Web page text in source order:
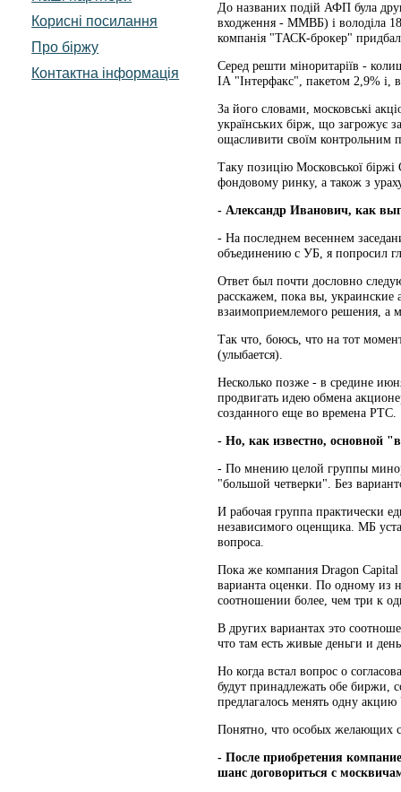
Корисні посилання
Про біржу
Контактна інформація
До названих подій АФП була
входження - ММВБ) і володіла
компанія "ТАСК-брокер"
Серед решти міноритаріїв -
ІА "Інтерфакс", пакетом 2,9% і,
За його словами, московські
українських бірж, що загрожує
ощасливити своїм контрольним
Таку позицію Московської біржі
фондовому ринку, а також з
- Александр Иванович, как
- На последнем весеннем
объединению с УБ, я попросил
Ответ был почти дословно
расскажем, пока вы, украинские
взаимоприемлемого решения, а
Так что, боюсь, что на тот
(улыбается).
Несколько позже - в средине
продвигать идею обмена
созданного еще во времена РТС.
- Но, как известно, основной
- По мнению целой группы
"большой четверки". Без
И рабочая группа практически
независимого оценщика. МБ
вопроса.
Пока же компания Dragon Capital
варианта оценки. По одному из
соотношении более, чем три к
В других вариантах это
что там есть живые деньги и
Но когда встал вопрос о
будут принадлежать обе биржи,
предлагалось менять одну
Понятно, что особых желающих
- После приобретения
шанс договориться с